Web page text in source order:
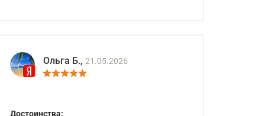
Ольга Б., 21.05.2026
Достоинства: